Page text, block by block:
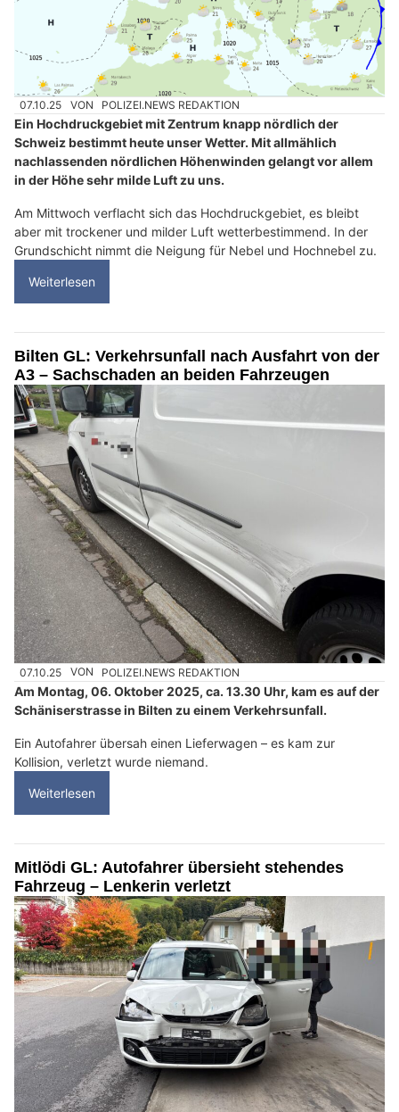
07.10.25 VON POLIZEI.NEWS REDAKTION
Ein Hochdruckgebiet mit Zentrum knapp nördlich der
Schweiz bestimmt heute unser Wetter. Mit allmählich
nachlassenden nördlichen Höhenwinden gelangt vor allem
in der Höhe sehr milde Luft zu uns.
Am Mittwoch verflacht sich das Hochdruckgebiet, es bleibt
aber mit trockener und milder Luft wetterbestimmend. In der
Grundschicht nimmt die Neigung für Nebel und Hochnebel zu.
Weiterlesen
Bilten GL: Verkehrsunfall nach Ausfahrt von der
A3 – Sachschaden an beiden Fahrzeugen
07.10.25 VON POLIZEI.NEWS REDAKTION
Am Montag, 06. Oktober 2025, ca. 13.30 Uhr, kam es auf der
Schäniserstrasse in Bilten zu einem Verkehrsunfall.
Ein Autofahrer übersah einen Lieferwagen – es kam zur
Kollision, verletzt wurde niemand.
Weiterlesen
Mitlödi GL: Autofahrer übersieht stehendes
Fahrzeug – Lenkerin verletzt